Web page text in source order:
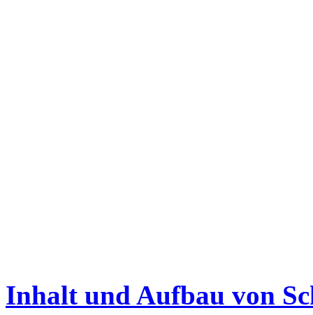
Inhalt und Aufbau von